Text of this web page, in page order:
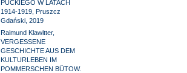
PUCKIEGO W LATACH
1914-1919, Pruszcz
Gdański, 2019
Raimund Klawitter,
VERGESSENE
GESCHICHTE AUS DEM
KULTURLEBEN IM
POMMERSCHEN BÜTOW.